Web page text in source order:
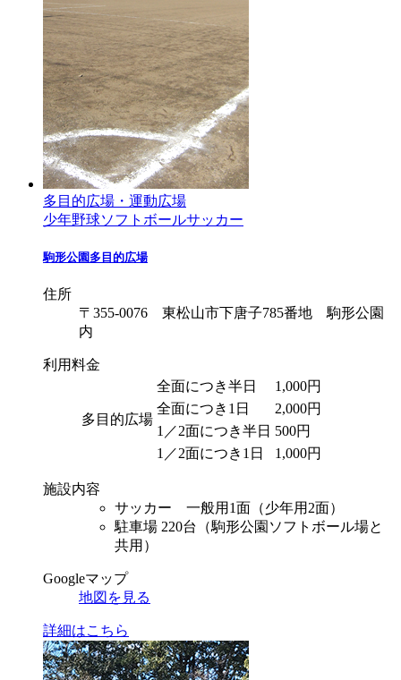
多目的広場・運動広場
少年野球ソフトボールサッカー
駒形公園多目的広場
住所
〒355-0076 東松山市下唐子785番地 駒形公園
内
利用料金
多目的広場
全面につき半日
1,000円
全面につき1日
2,000円
1／2面につき半日 500円
1／2面につき1日
1,000円
施設内容
サッカー 一般用1面（少年用2面）
駐車場 220台（駒形公園ソフトボール場と
共用）
Googleマップ
地図を見る
詳細はこちら